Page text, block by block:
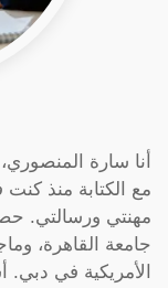
أنا سارة
مع الكتابة منذ
مهنتي ورسالتي.
جامعة القاهرة،
الأمريكية في